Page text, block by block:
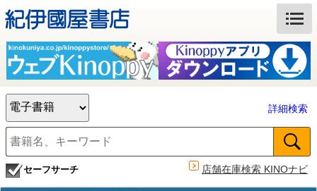
詳細検索
セーフサーチ 店舗在庫検索 KINOナビ